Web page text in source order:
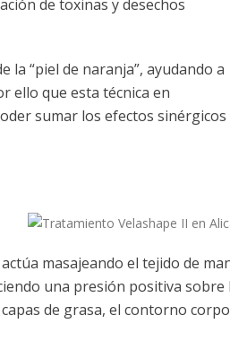
de toxinas y desechos
la “piel de naranja”, ayudando a
ello que esta técnica en
sumar los efectos sinérgicos
masajeando el tejido de
una presión positiva sobre
de grasa, el contorno